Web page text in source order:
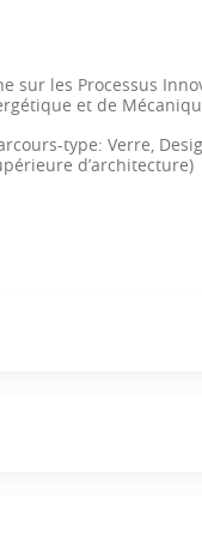
sur les Processus
et de
type: Verre,
d’architecture)